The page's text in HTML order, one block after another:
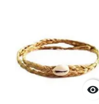
